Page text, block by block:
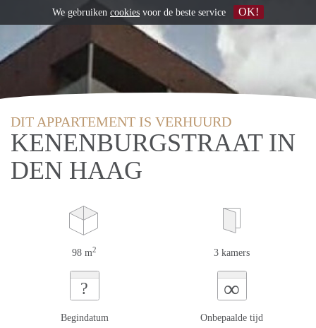
DIT APPARTEMENT IS VERHUURD
KENENBURGSTRAAT IN
DEN HAAG
98 m2 3 kamers
?
Begindatum
∞
Onbepaalde tijd
We gebruiken cookies voor de beste service OK!